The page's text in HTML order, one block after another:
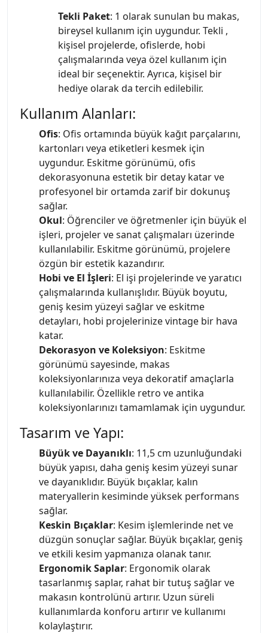
Tekli Paket: 1 olarak sunulan bu makas,
bireysel kullanım için uygundur. Tekli ,
kişisel projelerde, ofislerde, hobi
çalışmalarında veya özel kullanım için
ideal bir seçenektir. Ayrıca, kişisel bir
hediye olarak da tercih edilebilir.
Kullanım Alanları:
Ofis: Ofis ortamında büyük kağıt parçalarını,
kartonları veya etiketleri kesmek için
uygundur. Eskitme görünümü, ofis
dekorasyonuna estetik bir detay katar ve
profesyonel bir ortamda zarif bir dokunuş
sağlar.
Okul: Öğrenciler ve öğretmenler için büyük el
işleri, projeler ve sanat çalışmaları üzerinde
kullanılabilir. Eskitme görünümü, projelere
özgün bir estetik kazandırır.
Hobi ve El İşleri: El işi projelerinde ve yaratıcı
çalışmalarında kullanışlıdır. Büyük boyutu,
geniş kesim yüzeyi sağlar ve eskitme
detayları, hobi projelerinize vintage bir hava
katar.
Dekorasyon ve Koleksiyon: Eskitme
görünümü sayesinde, makas
koleksiyonlarınıza veya dekoratif amaçlarla
kullanılabilir. Özellikle retro ve antika
koleksiyonlarınızı tamamlamak için uygundur.
Tasarım ve Yapı:
Büyük ve Dayanıklı: 11,5 cm uzunluğundaki
büyük yapısı, daha geniş kesim yüzeyi sunar
ve dayanıklıdır. Büyük bıçaklar, kalın
materyallerin kesiminde yüksek performans
sağlar.
Keskin Bıçaklar: Kesim işlemlerinde net ve
düzgün sonuçlar sağlar. Büyük bıçaklar, geniş
ve etkili kesim yapmanıza olanak tanır.
Ergonomik Saplar: Ergonomik olarak
tasarlanmış saplar, rahat bir tutuş sağlar ve
makasın kontrolünü artırır. Uzun süreli
kullanımlarda konforu artırır ve kullanımı
kolaylaştırır.